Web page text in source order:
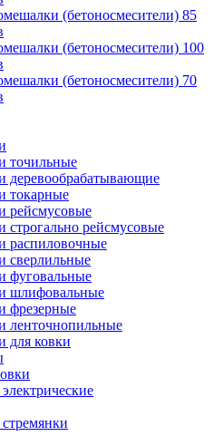
(бетоносмесители) 85
(бетоносмесители) 100
(бетоносмесители) 70
точильные
деревообрабатывающие
токарные
рейсмусовые
строгально рейсмусовые
распиловочные
сверлильные
фуговальные
шлифовальные
фрезерные
ленточнопильные
для ковки